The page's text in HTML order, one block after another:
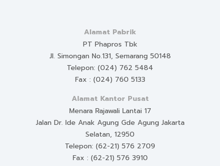
Alamat Pabrik
PT Phapros Tbk
Jl. Simongan No.131, Semarang 50148
Telepon: (024) 762 5484
Fax : (024) 760 5133
Alamat Kantor Pusat
Menara Rajawali Lantai 17
Jalan Dr. Ide Anak Agung Gde Agung Jakarta
Selatan, 12950
Telepon: (62-21) 576 2709
Fax : (62-21) 576 3910